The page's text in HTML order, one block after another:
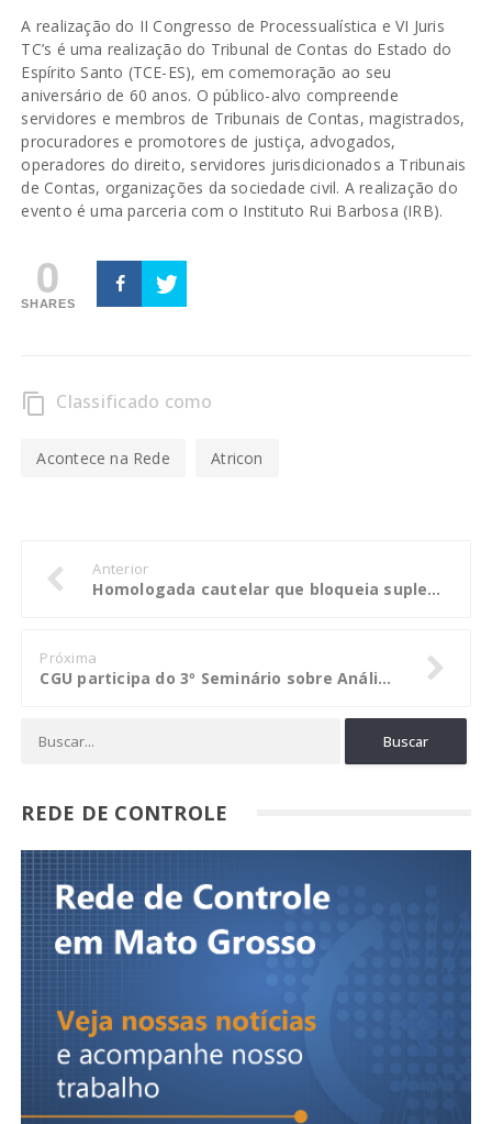
A realização do II Congresso de Processualística e VI Juris
TC’s é uma realização do Tribunal de Contas do Estado do
Espírito Santo (TCE-ES), em comemoração ao seu
aniversário de 60 anos. O público-alvo compreende
servidores e membros de Tribunais de Contas, magistrados,
procuradores e promotores de justiça, advogados,
operadores do direito, servidores jurisdicionados a Tribunais
de Contas, organizações da sociedade civil. A realização do
evento é uma parceria com o Instituto Rui Barbosa (IRB).
0
SHARES
content_copy Classificado como
Acontece na Rede Atricon
Anterior
Homologada cautelar que bloqueia suplementação para Câmara de Cuiabá
Próxima
CGU participa do 3º Seminário sobre Análise de Dados na Administração Pública
REDE DE CONTROLE